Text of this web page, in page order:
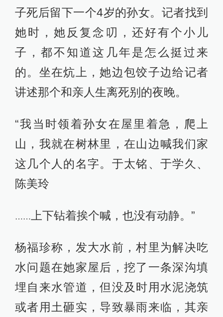
子死后留下一个4岁的孙女。记者找到
她时，她反复念叨，还好有个小儿
子，都不知道这几年是怎么挺过来
的。坐在炕上，她边包饺子边给记者
讲述那个和亲人生离死别的夜晚。
“我当时领着孙女在屋里着急，爬上
山，我就在树林里，在山边喊我们家
这几个人的名字。于太铭、于学久、
陈美玲
…… 上下钻着挨个喊，也没有动静。”
杨福珍称，发大水前，村里为解决吃
水问题在她家屋后，挖了一条深沟填
埋自来水管道，但没及时用水泥浇筑
或者用土砸实，导致暴雨来临，其亲